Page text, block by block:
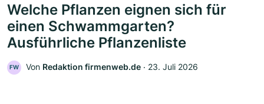
Welche Pflanzen eignen sich für
einen Schwammgarten?
Ausführliche Pflanzenliste
FW Von Redaktion firmenweb.de ‧ 23. Juli 2026